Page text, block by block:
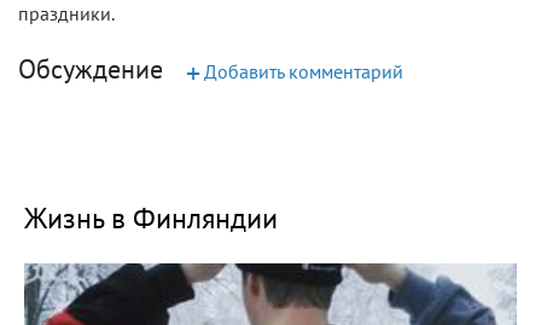
праздники.
Обсуждение +Добавить комментарий
Жизнь в Финляндии